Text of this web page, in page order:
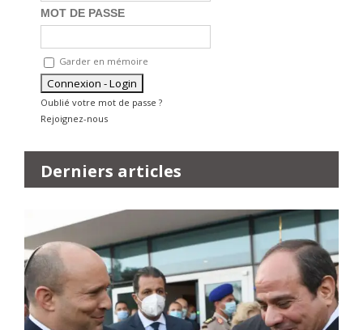
MOT DE PASSE
Garder en mémoire
Oublié votre mot de passe ?
Rejoignez-nous
Derniers articles